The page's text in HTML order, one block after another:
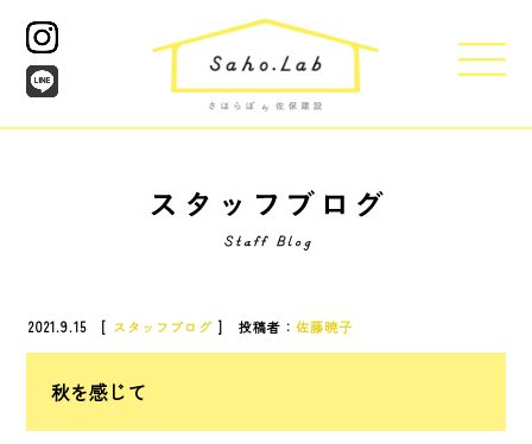
2021.9.15 [ スタッフブログ ] 投稿者：佐藤暁子
秋を感じて